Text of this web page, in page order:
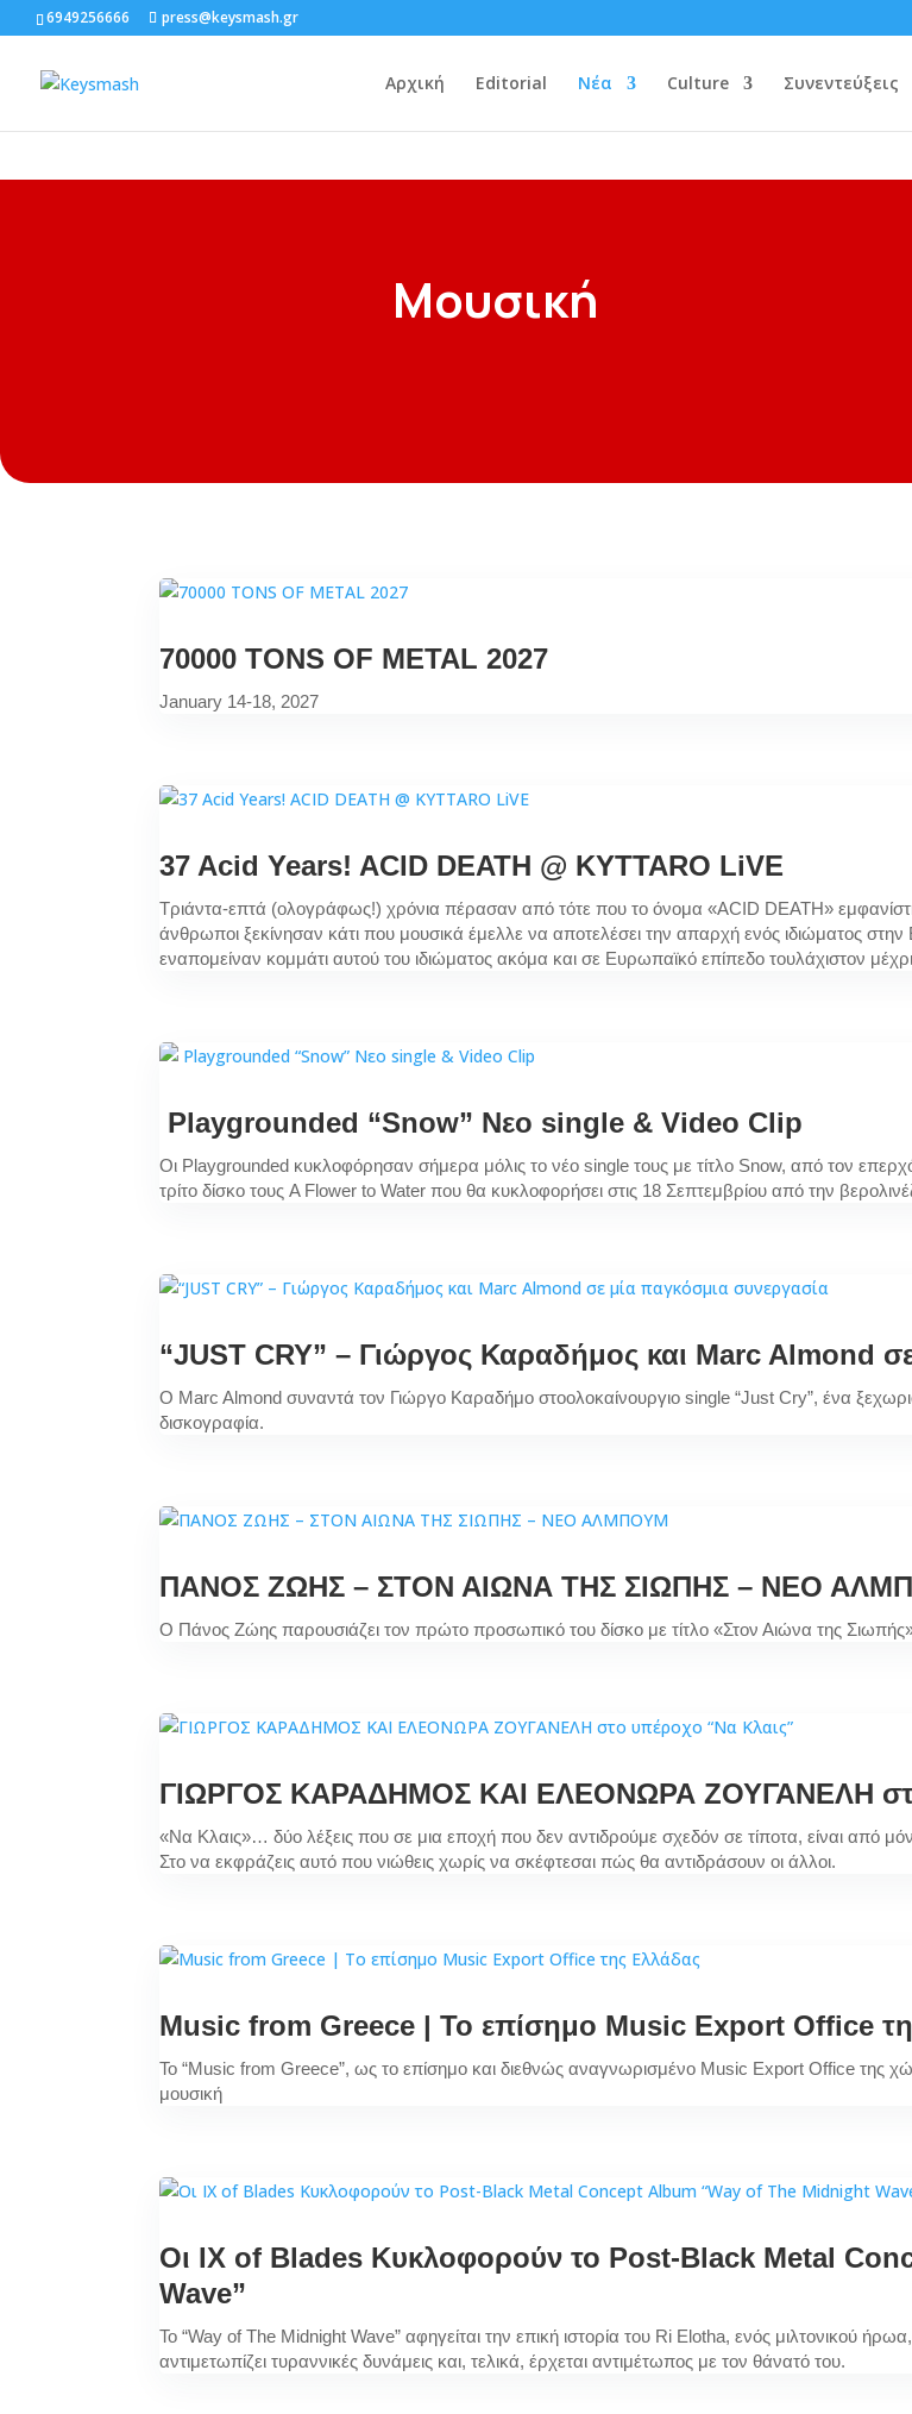
6949256666 press@keysmash.gr
Αρχική Editorial Νέα Culture Συνεντεύξεις
Μουσική
70000 TONS OF METAL 2027
January 14-18, 2027
37 Acid Years! ACID DEATH @ KYTTARO LiVE
Τριάντα-επτά (ολογράφως!) χρόνια πέρασαν από τότε που το όνομα «ACID DEATH»
άνθρωποι ξεκίνησαν κάτι που μουσικά έμελλε να αποτελέσει την απαρχή ενός ιδιώματος
εναπομείναν κομμάτι αυτού του ιδιώματος ακόμα και σε Ευρωπαϊκό επίπεδο τουλάχιστον
Playgrounded “Snow” Νεο single & Video Clip
Oι Playgrounded κυκλοφόρησαν σήμερα μόλις το νέο single τους με τίτλο Snow, από τον
τρίτο δίσκο τους A Flower to Water που θα κυκλοφορήσει στις 18 Σεπτεμβρίου από την
“JUST CRY” – Γιώργος Καραδήμος και Marc Almond
Ο Marc Almond συναντά τον Γιώργο Καραδήμο στοολοκαίνουργιο single “Just Cry”, ένα
δισκογραφία.
ΠΑΝΟΣ ΖΩΗΣ – ΣΤΟΝ ΑΙΩΝΑ ΤΗΣ ΣΙΩΠΗΣ – ΝΕΟ
Ο Πάνος Ζώης παρουσιάζει τον πρώτο προσωπικό του δίσκο με τίτλο «Στον Αιώνα της
ΓΙΩΡΓΟΣ ΚΑΡΑΔΗΜΟΣ ΚΑΙ ΕΛΕΟΝΩΡΑ ΖΟΥΓΑΝΕΛΗ
«Να Κλαις»… δύο λέξεις που σε μια εποχή που δεν αντιδρούμε σχεδόν σε τίποτα, είναι από
Στο να εκφράζεις αυτό που νιώθεις χωρίς να σκέφτεσαι πώς θα αντιδράσουν οι άλλοι.
Music from Greece | Το επίσημο Music Export Office
Το “Music from Greece”, ως το επίσημο και διεθνώς αναγνωρισμένο Music Export Office της
μουσική
Οι IX of Blades Κυκλοφορούν το Post-Black Metal
Wave”
Το “Way of The Midnight Wave” αφηγείται την επική ιστορία του Ri Elotha, ενός μιλτονικού
αντιμετωπίζει τυραννικές δυνάμεις και, τελικά, έρχεται αντιμέτωπος με τον θάνατό του.